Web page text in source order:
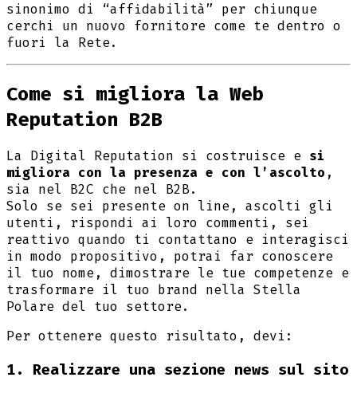
sinonimo di “affidabilità” per chiunque
cerchi un nuovo fornitore come te dentro o
fuori la Rete.
Come si migliora la Web
Reputation B2B
La Digital Reputation si costruisce e si
migliora con la presenza e con l’ascolto ,
sia nel B2C che nel B2B.
Solo se sei presente on line, ascolti gli
utenti, rispondi ai loro commenti, sei
reattivo quando ti contattano e interagisci
in modo propositivo, potrai far conoscere
il tuo nome, dimostrare le tue competenze e
trasformare il tuo brand nella Stella
Polare del tuo settore.
Per ottenere questo risultato, devi:
1. Realizzare una sezione news sul sito